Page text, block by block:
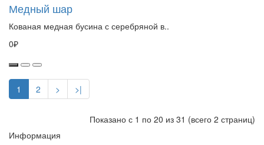
Медный шар
Кованая медная бусина с серебряной в..
0₽
1 2 > >|
Показано с 1 по 20 из 31 (всего 2 страниц)
Информация